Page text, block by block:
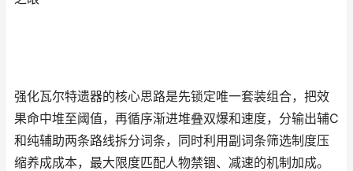
强化瓦尔特遗器的核心思路是先锁定唯一套装组合，把效
果命中堆至阈值，再循序渐进堆叠双爆和速度，分输出辅C
和纯辅助两条路线拆分词条，同时利用副词条筛选制度压
缩养成成本，最大限度匹配人物禁锢、减速的机制加成。